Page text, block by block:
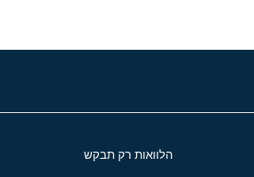
הלוואות רק תבקש